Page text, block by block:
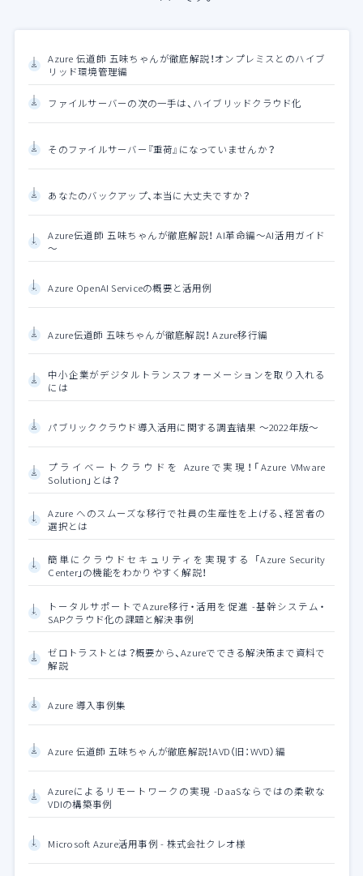
Azure 伝道師 五味ちゃんが徹底解説！オンプレミスとのハイブ
リッド環境管理編
ファイルサーバーの次の一手は、ハイブリッドクラウド化
そのファイルサーバー『重荷』になっていませんか？
あなたのバックアップ、本当に大丈夫ですか？
Azure伝道師 五味ちゃんが徹底解説！ AI革命編～AI活用ガイド
～
Azure OpenAI Serviceの概要と活用例
Azure伝道師 五味ちゃんが徹底解説！ Azure移行編
中小企業がデジタルトランスフォーメーションを取り入れる
には
パブリッククラウド導入活用に関する調査結果 ～2022年版～
プライベートクラウドを Azureで実現！「Azure VMware
Solution」とは？
Azure へのスムーズな移行で社員の生産性を上げる、経営者の
選択とは
簡単にクラウドセキュリティを実現する 「Azure Security
Center」の機能をわかりやすく解説！
トータルサポートでAzure移行・活用を促進 -基幹システム・
SAPクラウド化の課題と解決事例
ゼロトラストとは？概要から、Azureでできる解決策まで資料で
解説
Azure 導入事例集
Azure 伝道師 五味ちゃんが徹底解説！AVD（旧：WVD）編
Azureによるリモートワークの実現 -DaaSならではの柔軟な
VDIの構築事例
Microsoft Azure活用事例 - 株式会社クレオ様